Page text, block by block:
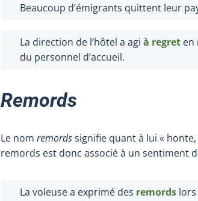
Beaucoup d’émigrants quittent leur
La direction de l’hôtel a agi à regret en
du personnel d’accueil.
Remords
Le nom remordssignifie quant à lui «
remords est donc associé à un sentiment
La voleuse a exprimé des remords